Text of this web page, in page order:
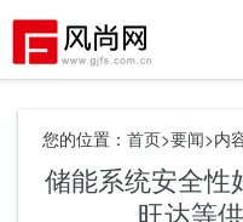
您的位置： 首页>要闻>内
储能系统安全性
旺达等